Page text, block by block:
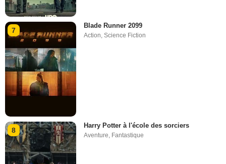
7
Blade Runner 2099
Action,Science Fiction
8
Harry Potter à l'école des sorciers
Aventure, Fantastique